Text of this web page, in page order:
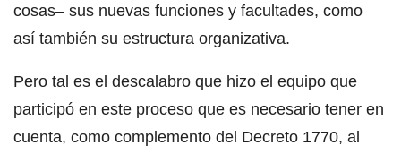
cosas– sus nuevas funciones y facultades, como
así también su estructura organizativa.
Pero tal es el descalabro que hizo el equipo que
participó en este proceso que es necesario tener en
cuenta, como complemento del Decreto 1770, al